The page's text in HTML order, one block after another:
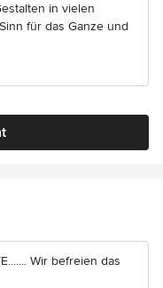
in vielen
für das Ganze und
Wir befreien das